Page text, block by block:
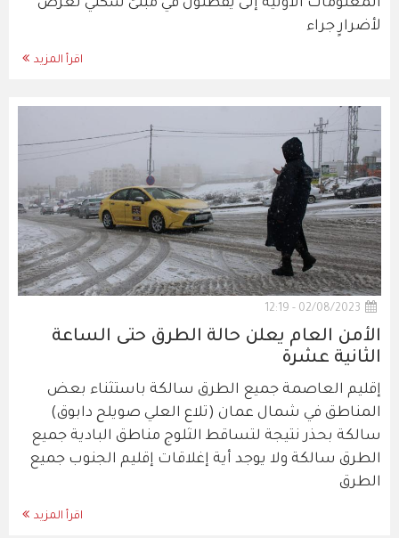
المعلومات الأولية إلى يقطنون في مبنىً سكني تعرض
لأضرارٍ جراء
اقرأ المزيد
02/08/2023 - 12:19
الأمن العام يعلن حالة الطرق حتى الساعة
الثانية عشرة
إقليم العاصمة جميع الطرق سالكة باستثناء بعض
المناطق في شمال عمان (تلاع العلي صويلح دابوق)
سالكة بحذر نتيجة لتساقط الثلوج مناطق البادية جميع
الطرق سالكة ولا يوجد أية إغلاقات إقليم الجنوب جميع
الطرق
اقرأ المزيد